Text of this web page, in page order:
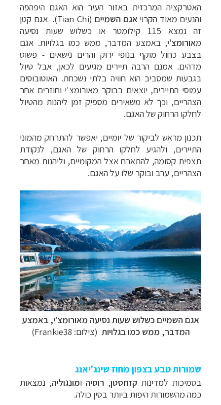
האטרקציה המרכזית באזור העיר הוא האגם היפהפה
והנעים מאוד הקרוי אגם השמיים (
Tian Chi
).אגם קטן
זה נמצא 115 קילומטר או כשלוש שעות נסיעה
מאורומצ'י, באמצע המדבר, ממש כמו בגלויות. אגם
בצבע כחול מוקף בנופי ירוק והרים נישאים - פשוט
מדהים. אמנם הרבה תיירים מגיעים לכאן, אבל טיול
בגבעות שמסביב הוא חוויה בלתי נשכחת. האוטובוסים
עמוסי התיירים, יוצאים בבוקר מאורומצ'י וחוזרים אחר
הצהריים, וכך לא משאירים מספיק זמן ליהנות מהטיול
לחלקו הרחוק של האגם.
תכנון מראש לביקור של יומיים, יאפשר להתרחק מהמוני
התיירים, ולהגיע לחלקו הרחוק של האגם, לנקודת
תצפית קסומה, להתארח אצל המקומיים, וליהנות מאחר
הצהריים, ערב ובוקר שלו על האגם.
אגם השמיים כשלוש שעות נסיעה מאורומצ'י, באמצע
המדבר, ממש כמו בגלויות (צילום: Frankie38
)
שמורות טבע בצפון מחוז שינג'יאנג
בסמיכות למדינות קזחסטן, רוסיה ומונגוליה, נמצאות
כמה מהשמורות היפות ביותר בסין כולה.